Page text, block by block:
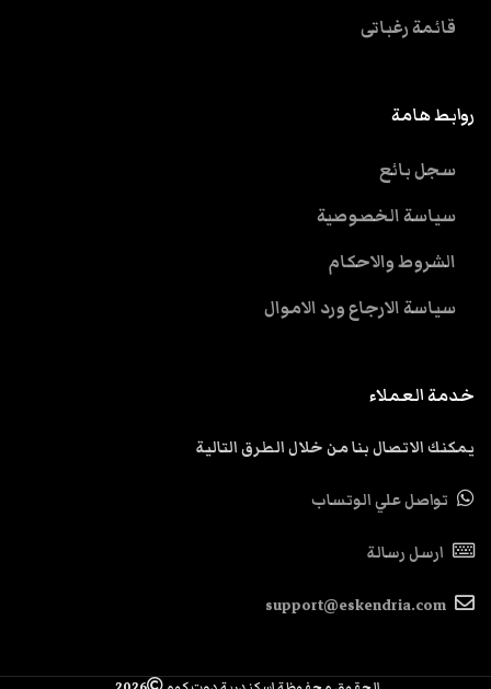
قائمة رغباتى
روابط هامة
سجل بائع
سياسة الخصوصية
الشروط والاحكام
سياسة الارجاع ورد الاموال
خدمة العملاء
يمكنك الاتصال بنا من خلال الطرق التالية
تواصل علي الوتساب
ارسل رسالة
support@eskendria.com